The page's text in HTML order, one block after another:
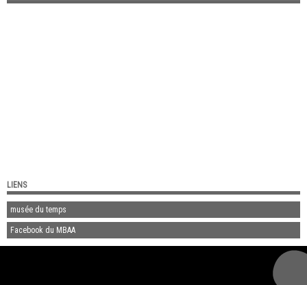
LIENS
musée du temps
Facebook du MBAA